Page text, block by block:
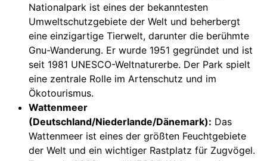
Nationalpark ist eines der bekanntesten
Umweltschutzgebiete der Welt und beherbergt
eine einzigartige Tierwelt, darunter die berühmte
Gnu-Wanderung. Er wurde 1951 gegründet und ist
seit 1981 UNESCO-Weltnaturerbe. Der Park spielt
eine zentrale Rolle im Artenschutz und im
Ökotourismus.
Wattenmeer
(Deutschland/Niederlande/Dänemark): Das
Wattenmeer ist eines der größten Feuchtgebiete
der Welt und ein wichtiger Rastplatz für Zugvögel.